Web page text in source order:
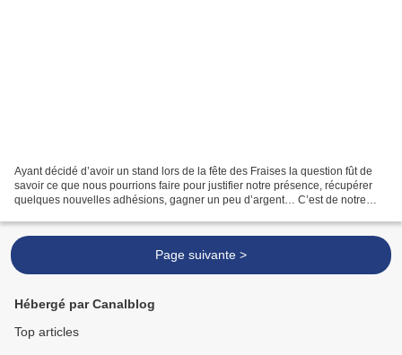
Ayant décidé d’avoir un stand lors de la fête des Fraises la question fût de
savoir ce que nous pourrions faire pour justifier notre présence, récupérer
quelques nouvelles adhésions, gagner un peu d’argent… C’est de notre
Page suivante >
Hébergé par Canalblog
Top articles